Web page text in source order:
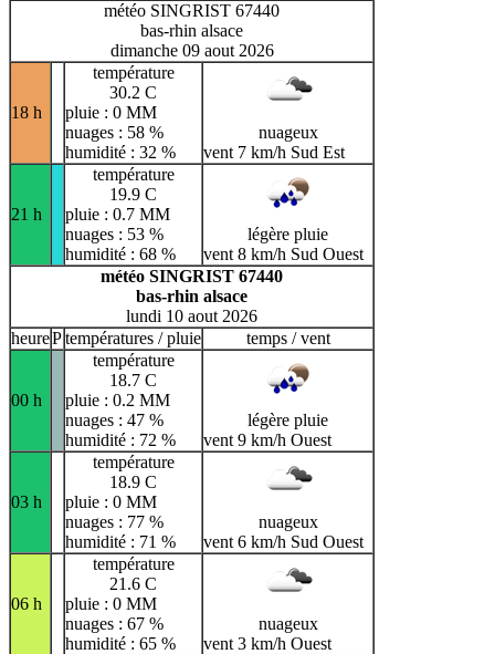
météo SINGRIST 67440
bas-rhin alsace
dimanche 09 aout 2026
18 h
température
30.2 C
pluie : 0 MM
nuages : 58 %
humidité : 32 %
nuageux
vent 7 km/h Sud Est
21 h
température
19.9 C
pluie : 0.7 MM
nuages : 53 %
humidité : 68 %
légère pluie
vent 8 km/h Sud Ouest
météo SINGRIST 67440
bas-rhin alsace
lundi 10 aout 2026
heurePtempératures / pluie temps / vent
00 h
température
18.7 C
pluie : 0.2 MM
nuages : 47 %
humidité : 72 %
légère pluie
vent 9 km/h Ouest
03 h
température
18.9 C
pluie : 0 MM
nuages : 77 %
humidité : 71 %
nuageux
vent 6 km/h Sud Ouest
06 h
température
21.6 C
pluie : 0 MM
nuages : 67 %
humidité : 65 %
nuageux
vent 3 km/h Ouest